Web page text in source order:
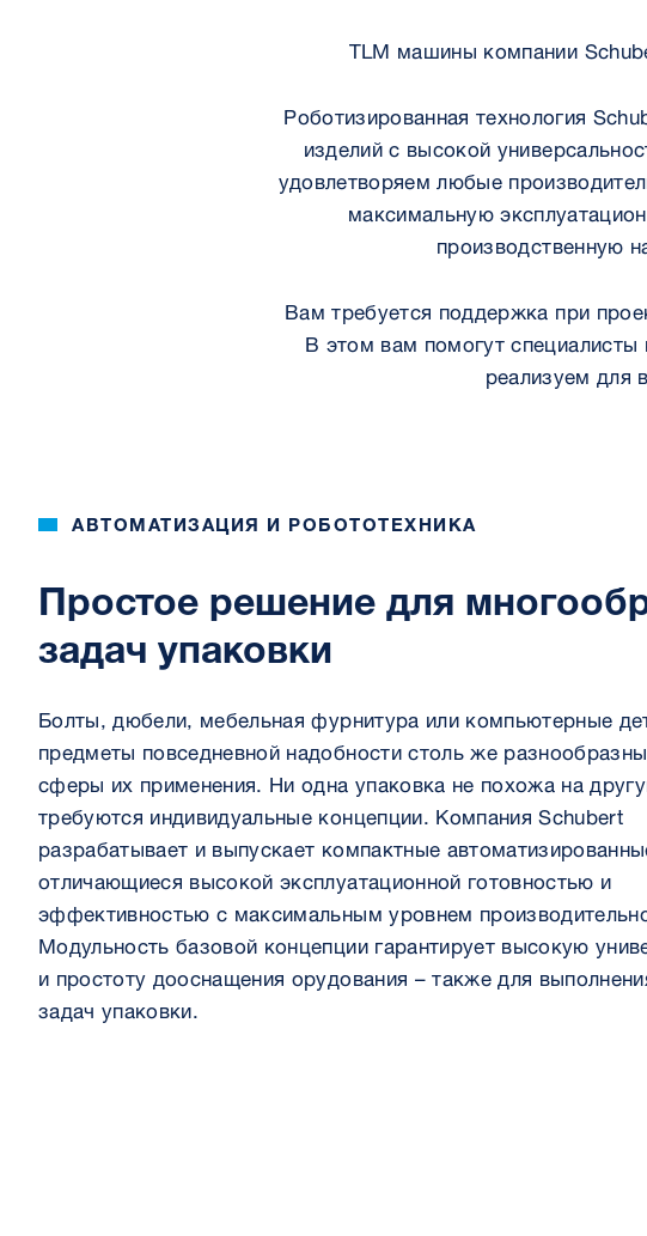
TLM машины компании
Роботизированная технология
изделий с высокой
удовлетворяем любые
максимальную
производственную
Вам требуется поддержка при
В этом вам помогут
реализуем для
АВТОМАТИЗАЦИЯ И РОБОТОТЕХНИКА
Простое решение для
задач упаковки
Болты, дюбели, мебельная фурнитура или компьютерные
предметы повседневной надобности столь же
сферы их применения. Ни одна упаковка не похожа на
требуются индивидуальные концепции. Компания Schubert
разрабатывает и выпускает компактные
отличающиеся высокой эксплуатационной готовностью и
эффективностью с максимальным уровнем
Модульность базовой концепции гарантирует высокую
и простоту дооснащения орудования – также для
задач упаковки.